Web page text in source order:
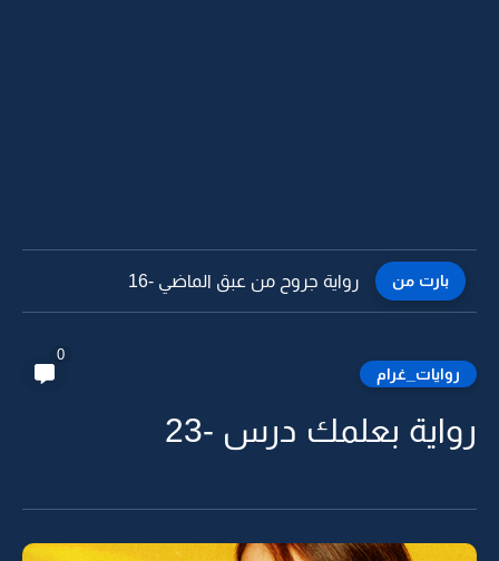
بارت من رواية جروح من عبق الماضي -16
روايات_غرام
0
رواية بعلمك درس -23